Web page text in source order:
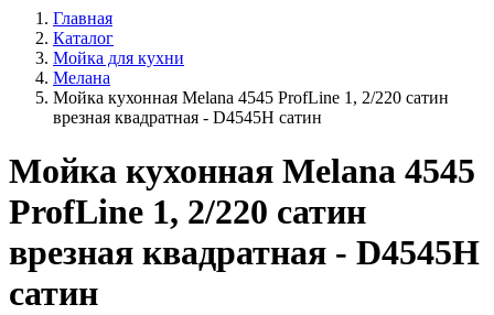
Главная
Каталог
Мойка для кухни
Мелана
Мойка кухонная Melana 4545 ProfLine 1, 2/220 сатин
врезная квадратная - D4545H сатин
Мойка кухонная Melana 4545
ProfLine 1, 2/220 сатин
врезная квадратная - D4545H
сатин